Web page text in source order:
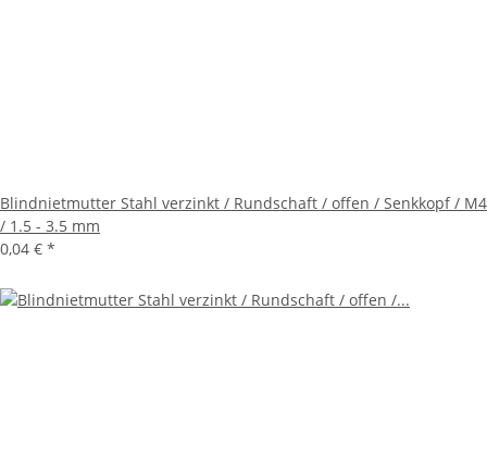
Blindnietmutter Stahl verzinkt / Rundschaft / offen / Senkkopf / M4
/ 1.5 - 3.5 mm
0,04 € *